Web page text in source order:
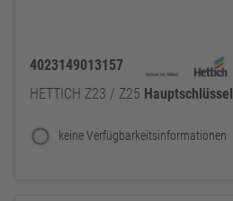
4023149013157
HETTICH Z23 / Z25 Hauptschlüssel
keine Verfügbarkeitsinformationen